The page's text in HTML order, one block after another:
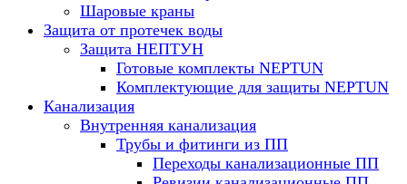
Шаровые краны
Защита от протечек воды
Защита НЕПТУН
Готовые комплекты NEPTUN
Комплектующие для защиты NEPTUN
Канализация
Внутренняя канализация
Трубы и фитинги из ПП
Переходы канализационные ПП